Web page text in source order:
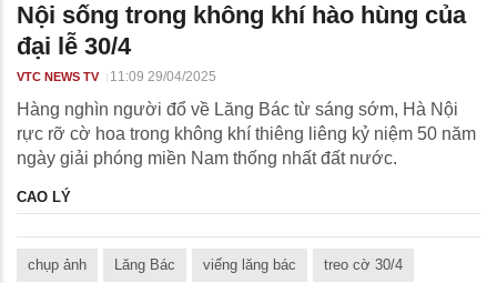
Nội sống trong không khí hào hùng của
đại lễ 30/4
VTC NEWS TV 11:09 29/04/2025
Hàng nghìn người đổ về Lăng Bác từ sáng sớm, Hà Nội
rực rỡ cờ hoa trong không khí thiêng liêng kỷ niệm 50 năm
ngày giải phóng miền Nam thống nhất đất nước.
CAO LÝ
chụp ảnh Lăng Bác viếng lăng bác treo cờ 30/4